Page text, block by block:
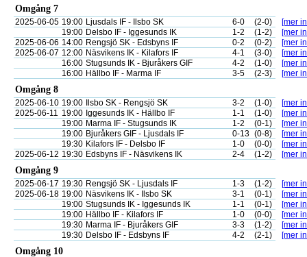
Omgång 7
2025-06-05 19:00 Ljusdals IF - Ilsbo SK 6-0 (2-0)
[mer
19:00 Delsbo IF - Iggesunds IK 1-2 (1-2)
[mer
2025-06-06 14:00 Rengsjö SK - Edsbyns IF 0-2 (0-2)
[mer
2025-06-07 12:00 Näsvikens IK - Kilafors IF 4-1 (3-0)
[mer
16:00 Stugsunds IK - Bjuråkers GIF 4-2 (1-0)
[mer
16:00 Hällbo IF - Marma IF 3-5 (2-3) [mer
Omgång 8
2025-06-10 19:00 Ilsbo SK - Rengsjö SK 3-2 (1-0)
[mer
2025-06-11 19:00 Iggesunds IK - Hällbo IF 1-1 (1-0)
[mer
19:00 Marma IF - Stugsunds IK 1-2 (0-1)
[mer
19:00 Bjuråkers GIF - Ljusdals IF 0-13 (0-8)
[mer
19:30 Kilafors IF - Delsbo IF 1-0 (0-0)
[mer
2025-06-12 19:30 Edsbyns IF - Näsvikens IK 2-4 (1-2) [mer
Omgång 9
2025-06-17 19:30 Rengsjö SK - Ljusdals IF 1-3 (1-2)
[mer
2025-06-18 19:00 Näsvikens IK - Ilsbo SK 3-1 (0-1)
[mer
19:00 Stugsunds IK - Iggesunds IK 1-1 (0-1)
[mer
19:00 Hällbo IF - Kilafors IF 1-0 (0-0)
[mer
19:30 Marma IF - Bjuråkers GIF 3-3 (1-2)
[mer
19:30 Delsbo IF - Edsbyns IF 4-2 (2-1) [mer
Omgång 10